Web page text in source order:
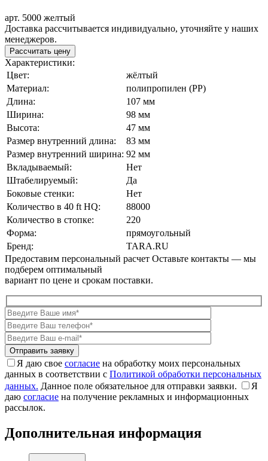
арт. 5000 желтый
Доставка рассчитывается индивидуально, уточняйте у наших
менеджеров.
Рассчитать цену
Характеристики:
Цвет:
жёлтый
Материал:
полипропилен (PP)
Длина:
107 мм
Ширина:
98 мм
Высота:
47 мм
Размер внутренний длина:
83 мм
Размер внутренний ширина: 92 мм
Вкладываемый:
Нет
Штабелируемый:
Да
Боковые стенки:
Нет
Количество в 40 ft HQ:
88000
Количество в стопке:
220
Форма:
прямоугольный
Бренд:
TARA.RU
Предоставим персональный расчет Оставьте контакты — мы
подберем оптимальный
вариант по цене и срокам поставки.
Я даю свое согласие на обработку моих персональных
данных в соответствии с Политикой обработки персональных
данных. Данное поле обязательное для отправки заявки.
Я
даю согласие на получение рекламных и информационных
рассылок.
Дополнительная информация